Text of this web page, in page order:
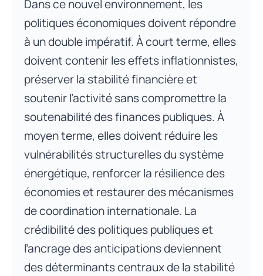
Dans ce nouvel environnement, les
politiques économiques doivent répondre
à un double impératif. À court terme, elles
doivent contenir les effets inflationnistes,
préserver la stabilité financière et
soutenir l’activité sans compromettre la
soutenabilité des finances publiques. À
moyen terme, elles doivent réduire les
vulnérabilités structurelles du système
énergétique, renforcer la résilience des
économies et restaurer des mécanismes
de coordination internationale. La
crédibilité des politiques publiques et
l’ancrage des anticipations deviennent
des déterminants centraux de la stabilité